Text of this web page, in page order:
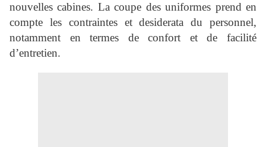
nouvelles cabines. La coupe des uniformes prend en
compte les contraintes et desiderata du personnel,
notamment en termes de confort et de facilité
d’entretien.